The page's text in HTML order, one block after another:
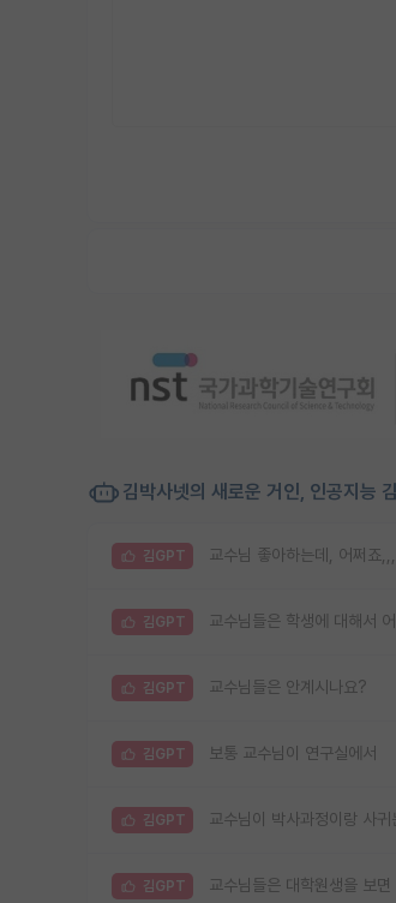
김박사넷의 새로운 거인, 인공지능
김GPT 교수님 좋아하는데, 어쩌죠,,,
김GPT 교수님들은 학생에 대해서
김GPT 교수님들은 안계시나요?
김GPT 보통 교수님이 연구실에서
김GPT 교수님이 박사과정이랑 사
김GPT 교수님들은 대학원생을 보